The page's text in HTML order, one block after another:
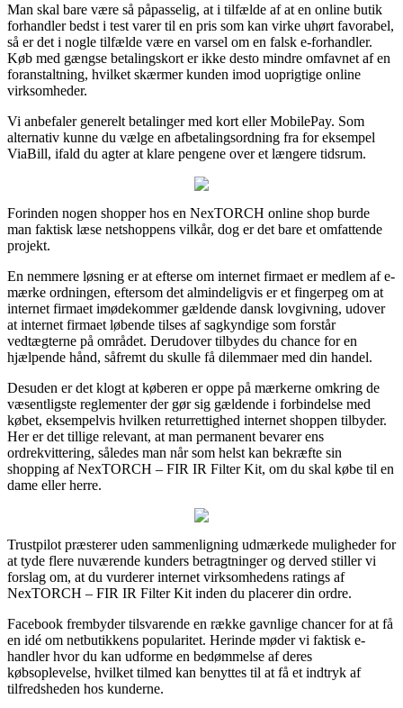
Man skal bare være så påpasselig, at i tilfælde af at en online butik
forhandler bedst i test varer til en pris som kan virke uhørt favorabel,
så er det i nogle tilfælde være en varsel om en falsk e-forhandler.
Køb med gængse betalingskort er ikke desto mindre omfavnet af en
foranstaltning, hvilket skærmer kunden imod uoprigtige online
virksomheder.
Vi anbefaler generelt betalinger med kort eller MobilePay. Som
alternativ kunne du vælge en afbetalingsordning fra for eksempel
ViaBill, ifald du agter at klare pengene over et længere tidsrum.
Forinden nogen shopper hos en NexTORCH online shop burde
man faktisk læse netshoppens vilkår, dog er det bare et omfattende
projekt.
En nemmere løsning er at efterse om internet firmaet er medlem af e-
mærke ordningen, eftersom det almindeligvis er et fingerpeg om at
internet firmaet imødekommer gældende dansk lovgivning, udover
at internet firmaet løbende tilses af sagkyndige som forstår
vedtægterne på området. Derudover tilbydes du chance for en
hjælpende hånd, såfremt du skulle få dilemmaer med din handel.
Desuden er det klogt at køberen er oppe på mærkerne omkring de
væsentligste reglementer der gør sig gældende i forbindelse med
købet, eksempelvis hvilken returrettighed internet shoppen tilbyder.
Her er det tillige relevant, at man permanent bevarer ens
ordrekvittering, således man når som helst kan bekræfte sin
shopping af NexTORCH – FIR IR Filter Kit, om du skal købe til en
dame eller herre.
Trustpilot præsterer uden sammenligning udmærkede muligheder for
at tyde flere nuværende kunders betragtninger og derved stiller vi
forslag om, at du vurderer internet virksomhedens ratings af
NexTORCH – FIR IR Filter Kit inden du placerer din ordre.
Facebook frembyder tilsvarende en række gavnlige chancer for at få
en idé om netbutikkens popularitet. Herinde møder vi faktisk e-
handler hvor du kan udforme en bedømmelse af deres
købsoplevelse, hvilket tilmed kan benyttes til at få et indtryk af
tilfredsheden hos kunderne.